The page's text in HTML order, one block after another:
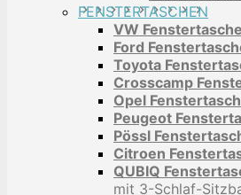
FENSTERTASCHEN
VW Fenstertasche
Ford
Toyota
Crosscamp
Opel
Peugeot
Pössl
Citroen
QUBIQ
mit 3-Schlaf-